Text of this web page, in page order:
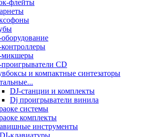
флейты
микшеры
CD
и компактные синтезаторы
DJ-станции и комплекты
Dj проигрыватели винила
системы
комплекты
инструменты
клавиатуры